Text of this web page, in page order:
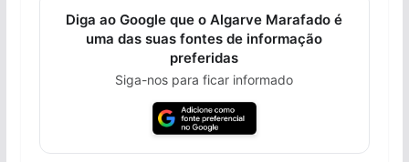
Diga ao Google que o Algarve Marafado é
uma das suas fontes de informação
preferidas
Siga-nos para ficar informado